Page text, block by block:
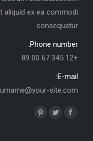
aliquid ex ea commodi
consequatur.
Phone number:
+12 345 67 00 89
E-mail:
site.com
Find us on:
Facebook
Twitter
Pinterest